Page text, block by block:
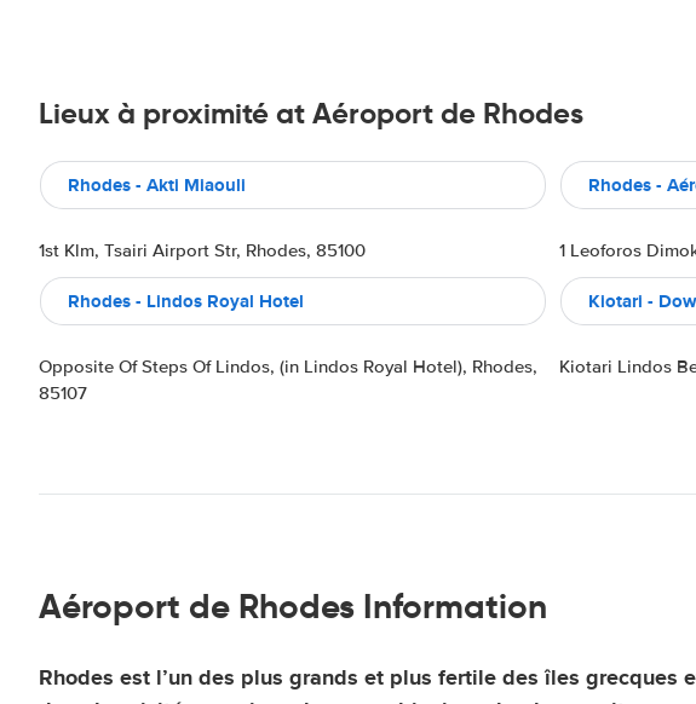
Lieux à proximité at Aéroport de Rhodes
Rhodes - Akti Miaouli
1st Klm, Tsairi Airport Str, Rhodes, 85100
Rhodes -
1 Leoforos
Rhodes - Lindos Royal Hotel
Opposite Of Steps Of Lindos, (in Lindos Royal Hotel), Rhodes,
85107
Kiotari -
Kiotari Lindos
Aéroport de Rhodes Information
Rhodes est l’un des plus grands et plus fertile des îles grecques